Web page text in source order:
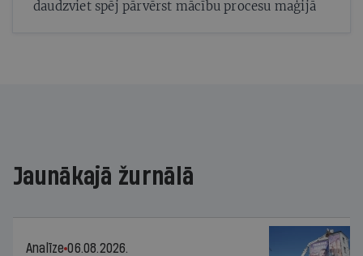
daudzviet spēj pārvērst mācību procesu maģijā
Jaunākajā žurnālā
Analīze 06.08.2026.